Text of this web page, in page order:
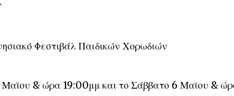
Φεστιβάλ Παιδικών Χορωδιών
& ώρα 19:00μμ και το Σάββατο 6 Μαϊου &